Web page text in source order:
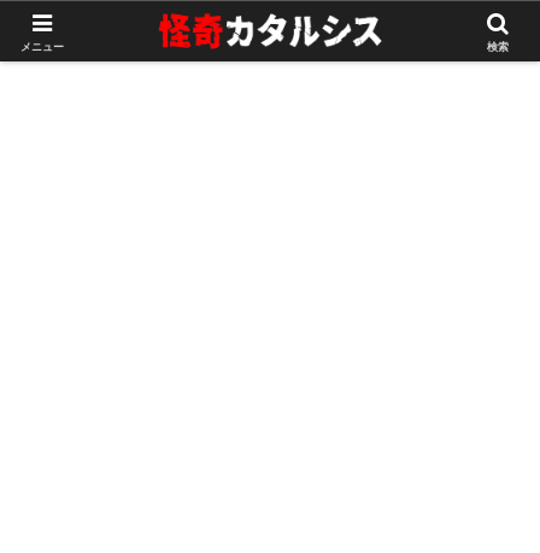
メニュー 検索